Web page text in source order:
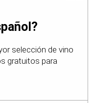
selección de vino
gratuitos para